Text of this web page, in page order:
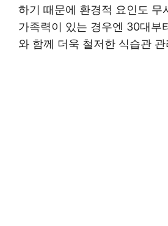
하기 때문에 환경적 요인도 무
가족력이 있는 경우엔 30대부
와 함께 더욱 철저한 식습관